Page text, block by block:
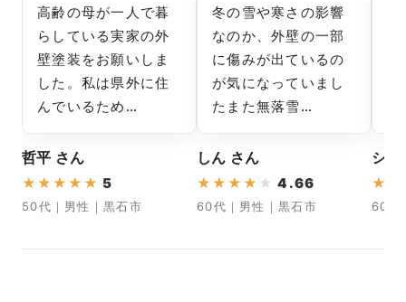
高齢の母が一人で暮
らしている実家の外
壁塗装をお願いしま
した。私は県外に住
んでいるため…
哲平 さん
★ ★ ★ ★ ★ 5
50代｜男性｜黒石市
冬の雪や寒さの影響
なのか、外壁の一部
に傷みが出ているの
が気になっていまし
たまた無落雪…
しん さん
★ ★ ★ ★ ★ 4.66
60代｜男性｜黒石市
シロ
★
60代